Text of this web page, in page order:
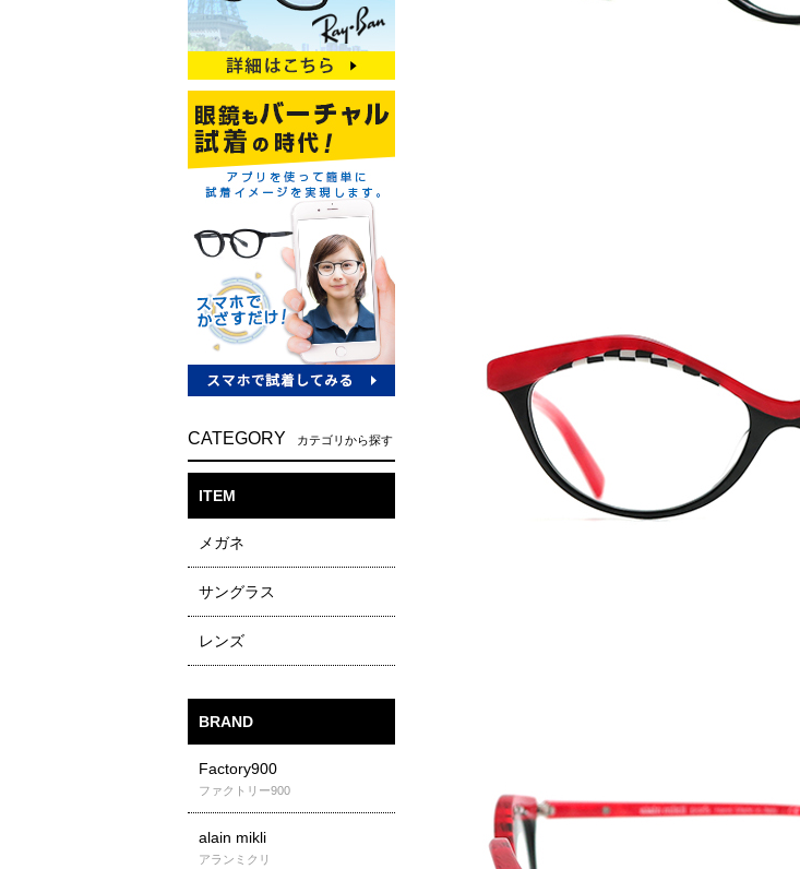
CATEGORY カテゴリから探す
ITEM
メガネ
サングラス
レンズ
BRAND
Factory900
ファクトリー900
alain mikli
アランミクリ